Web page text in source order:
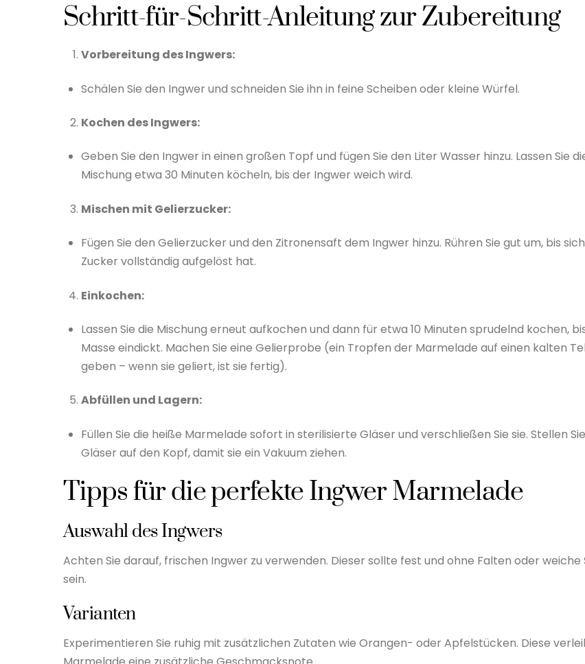
Schritt-für-Schritt-Anleitung zur Zubereitung
Vorbereitung des Ingwers:
Schälen Sie den Ingwer und schneiden Sie ihn in feine Scheiben oder kleine Würfel.
Kochen des Ingwers:
Geben Sie den Ingwer in einen großen Topf und fügen Sie den Liter Wasser hinzu. Lassen Sie
Mischung etwa 30 Minuten köcheln, bis der Ingwer weich wird.
Mischen mit Gelierzucker:
Fügen Sie den Gelierzucker und den Zitronensaft dem Ingwer hinzu. Rühren Sie gut um, bis
Zucker vollständig aufgelöst hat.
Einkochen:
Lassen Sie die Mischung erneut aufkochen und dann für etwa 10 Minuten sprudelnd kochen,
Masse eindickt. Machen Sie eine Gelierprobe (ein Tropfen der Marmelade auf einen kalten
geben – wenn sie geliert, ist sie fertig).
Abfüllen und Lagern:
Füllen Sie die heiße Marmelade sofort in sterilisierte Gläser und verschließen Sie sie. Stellen
Gläser auf den Kopf, damit sie ein Vakuum ziehen.
Tipps für die perfekte Ingwer Marmelade
Auswahl des Ingwers
Achten Sie darauf, frischen Ingwer zu verwenden. Dieser sollte fest und ohne Falten oder weiche
sein.
Varianten
Experimentieren Sie ruhig mit zusätzlichen Zutaten wie Orangen- oder Apfelstücken. Diese